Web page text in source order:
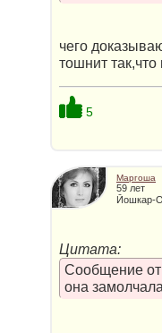
чего
тошнит
5
Маргоша
59 лет
Йошкар-
Цитата:
Сообщение от
она